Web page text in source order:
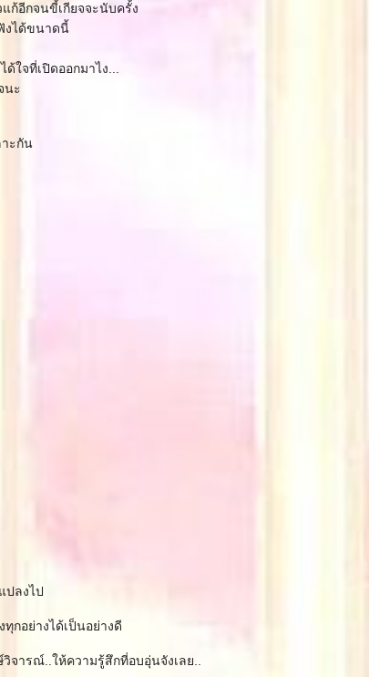
ก้อีกจนขี้เกียจจะนับครั้ง
งได้ขนาดนี้
ใจที่เปิดออกมาไง...
นะ
ะกัน
ปลงไป
กอย่างได้เป็นอย่างดี
ารณ์..ให้ความรู้สึกที่อบอุ่นจังเลย..